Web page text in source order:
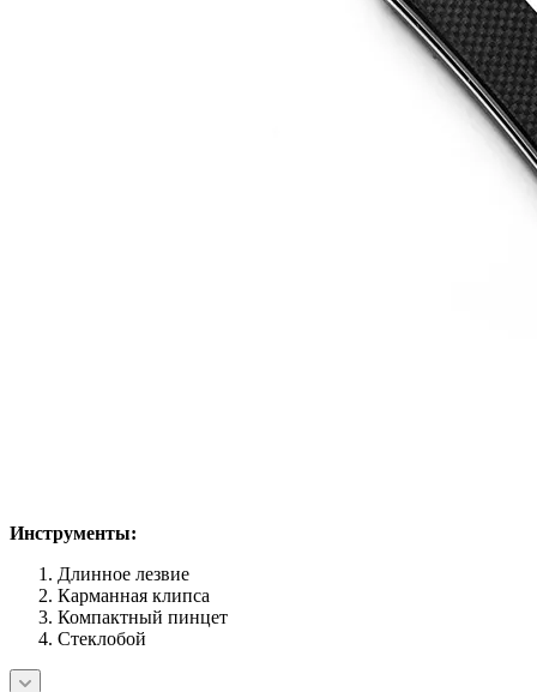
Инструменты:
Длинное лезвие
Карманная клипса
Компактный пинцет
Стеклобой